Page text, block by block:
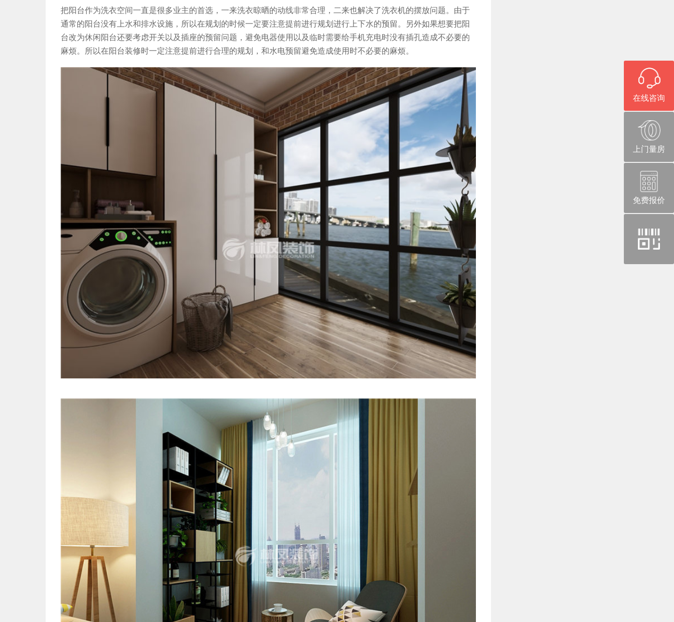
在线咨询
上门量房
免费报价
微
把阳台作为洗衣空间一直是很多业主的首选，一来洗衣晾晒的动线非常合理，二来也解决了洗衣机的摆放问题。由于
通常的阳台没有上水和排水设施，所以在规划的时候一定要注意提前进行规划进行上下水的预留。另外如果想要把阳
台改为休闲阳台还要考虑开关以及插座的预留问题，避免电器使用以及临时需要给手机充电时没有插孔造成不必要的
麻烦。所以在阳台装修时一定注意提前进行合理的规划，和水电预留避免造成使用时不必要的麻烦。